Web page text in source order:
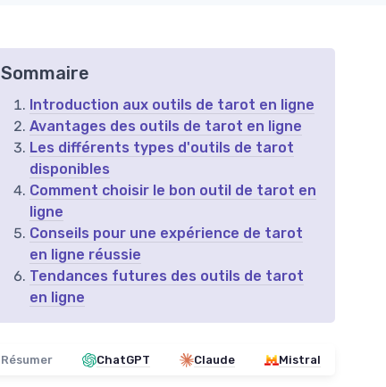
Sommaire
Introduction aux outils de tarot en ligne
Avantages des outils de tarot en ligne
Les différents types d'outils de tarot
disponibles
Comment choisir le bon outil de tarot en
ligne
Conseils pour une expérience de tarot
en ligne réussie
Tendances futures des outils de tarot
en ligne
Résumer ChatGPT Claude Mistral